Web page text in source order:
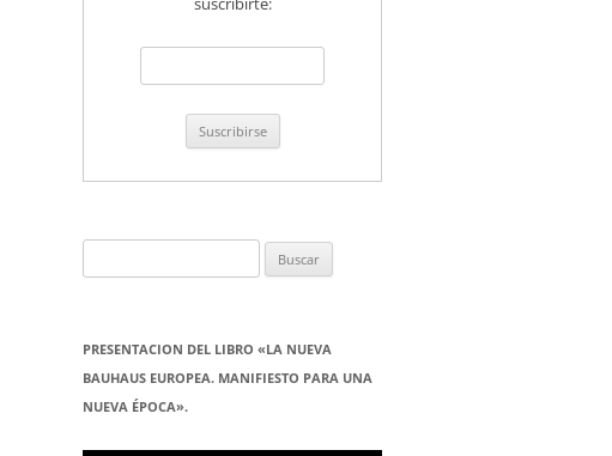
PRESENTACION DEL LIBRO «LA NUEVA
BAUHAUS EUROPEA. MANIFIESTO PARA UNA
NUEVA ÉPOCA».